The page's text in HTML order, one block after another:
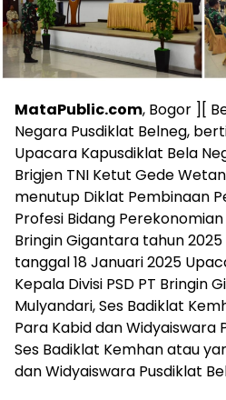
MataPublic.com, Bogor ][
Negara Pusdiklat Belneg,
Upacara Kapusdiklat Bela
Brigjen TNI Ketut Gede Wetan
menutup Diklat Pembinaan
Profesi Bidang
Bringin Gigantara tahun
tanggal 18 Januari 2025
Kepala Divisi PSD PT Bringin
Mulyandari, Ses Badiklat
Para Kabid dan Widyaiswara
Ses Badiklat Kemhan atau
dan Widyaiswara Pusdiklat